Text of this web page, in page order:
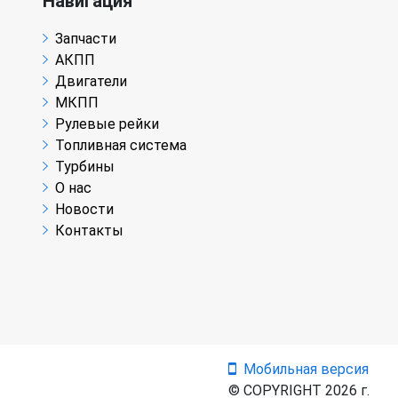
Запчасти
АКПП
Двигатели
МКПП
Рулевые рейки
Топливная система
Турбины
О нас
Новости
Контакты
Мобильная версия
© COPYRIGHT 2026 г.